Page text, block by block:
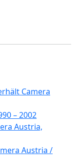
Camera
– 2002
Austria,
Austria /